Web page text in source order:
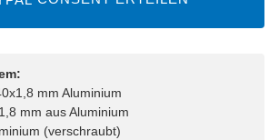
mm Aluminium
mm aus Aluminium
(verschraubt)